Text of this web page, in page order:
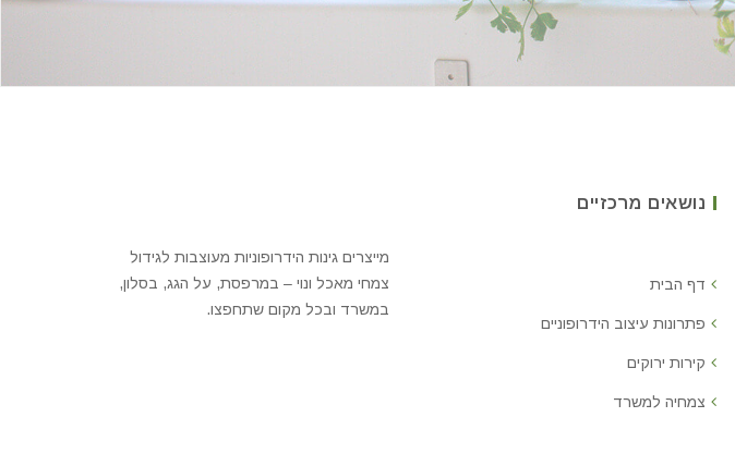
נושאים מרכזיים
דף הבית
פתרונות עיצוב הידרופוניים
קירות ירוקים
צמחיה למשרד
מייצרים גינות הידרופוניות מעוצבות לגידול
צמחי מאכל ונוי – במרפסת, על הגג, בסלון,
במשרד ובכל מקום שתחפצו.